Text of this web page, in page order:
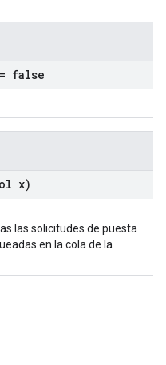
= false
x)
las solicitudes de puesta
en la cola de la